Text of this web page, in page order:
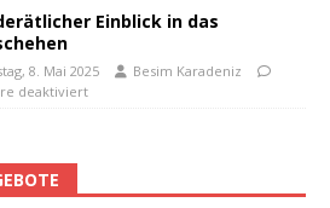
Einblick in das
8. Mai 2025
Besim Karadeniz
deaktiviert